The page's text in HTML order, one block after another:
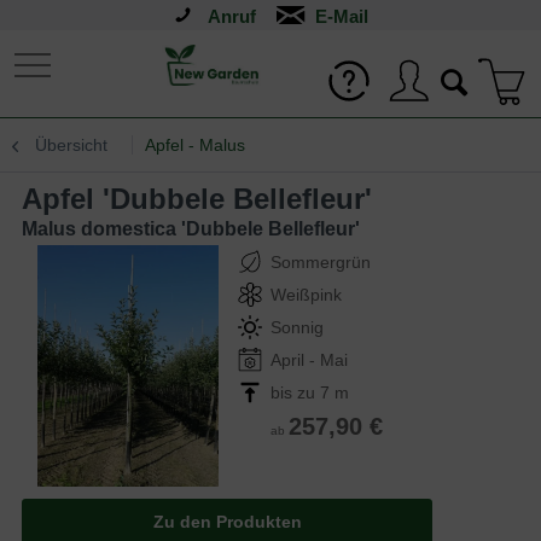
Anruf
Übersicht Apfel - Malus
Apfel 'Dubbele Bellefleur'
Malus domestica 'Dubbele Bellefleur'
Sommergrün
Weißpink
Sonnig
April - Mai
bis zu 7 m
ab 257,90 €
Zu den Produkten